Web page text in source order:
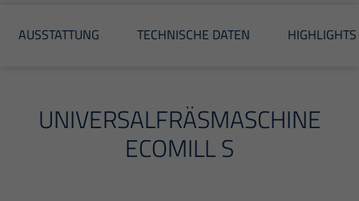
AUSSTATTUNG TECHNISCHE DATEN HIGHLIGHTS
UNIVERSALFRÄSMASCHINE
ECOMILL S